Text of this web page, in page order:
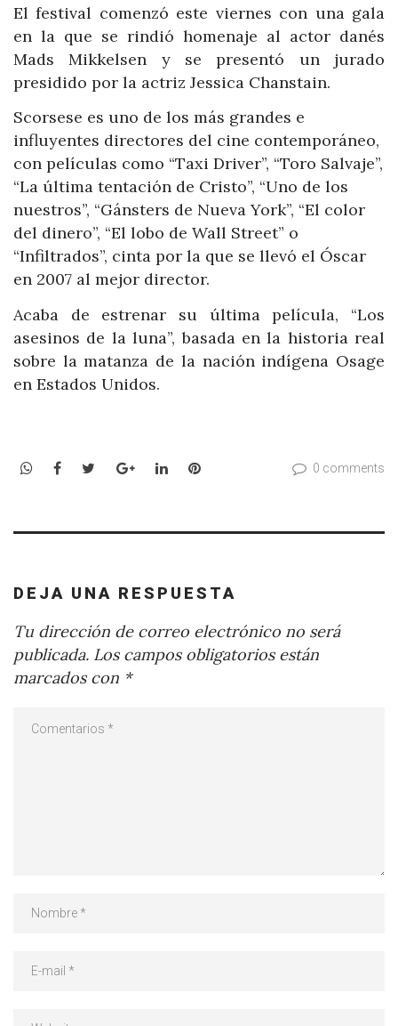
El festival comenzó este viernes con una gala
en la que se rindió homenaje al actor danés
Mads Mikkelsen y se presentó un jurado
presidido por la actriz Jessica Chanstain.
Scorsese es uno de los más grandes e
influyentes directores del cine contemporáneo,
con películas como “Taxi Driver”, “Toro Salvaje”,
“La última tentación de Cristo”, “Uno de los
nuestros”, “Gánsters de Nueva York”, “El color
del dinero”, “El lobo de Wall Street” o
“Infiltrados”, cinta por la que se llevó el Óscar
en 2007 al mejor director.
Acaba de estrenar su última película, “Los
asesinos de la luna”, basada en la historia real
sobre la matanza de la nación indígena Osage
en Estados Unidos.
WhatsApp
Facebook
TwitterGoogle+LinkedInPinterest 0 comments
DEJA UNA RESPUESTA
Tu dirección de correo electrónico no será
publicada. Los campos obligatorios están
marcados con *